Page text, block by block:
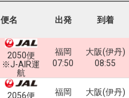
便名 出発 到着
2050便
※J-AIR運
航
福岡
07:50
大阪(伊丹)
08:55
2056便
福岡
大阪(伊丹)